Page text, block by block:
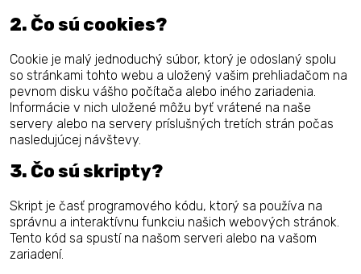
2. Čo sú cookies?
Cookie je malý jednoduchý súbor, ktorý je odoslaný spolu
so stránkami tohto webu a uložený vašim prehliadačom na
pevnom disku vášho počítača alebo iného zariadenia.
Informácie v nich uložené môžu byť vrátené na naše
servery alebo na servery príslušných tretích strán počas
nasledujúcej návštevy.
3. Čo sú skripty?
Skript je časť programového kódu, ktorý sa používa na
správnu a interaktívnu funkciu našich webových stránok.
Tento kód sa spustí na našom serveri alebo na vašom
zariadení.